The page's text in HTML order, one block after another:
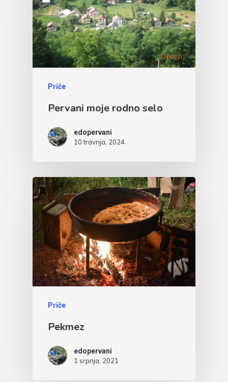
Priče
Pervani moje rodno selo
edopervani
10 travnja, 2024
Priče
Pekmez
edopervani
1 srpnja, 2021